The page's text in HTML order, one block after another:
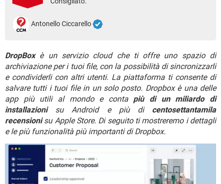
TIKTOK
HARDWARE
Antonello Ciccarello
DropBoxè un servizio cloud che ti offre uno spazio di
archiviazione per i tuoi file, con la possibilità di sincronizzarli
e condividerli con altri utenti. La piattaforma ti consente di
salvare tutti i tuoi file in un solo posto. Dropbox è una delle
app più utili al mondo e conta più di un miliardo di
installazionisu Android e più di centosettantamila
recensionisu Apple Store. Di seguito ti mostreremo i dettagli
e le più funzionalità più importanti di Dropbox.